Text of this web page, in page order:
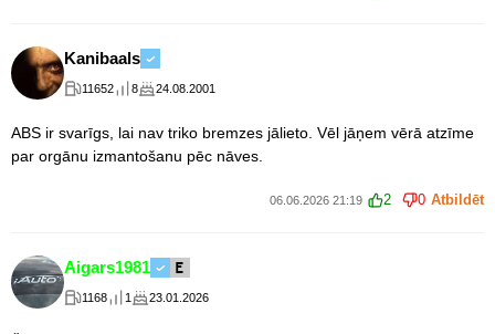
Kanibaals
11652 8 24.08.2001
ABS ir svarīgs, lai nav triko bremzes jālieto. Vēl jāņem vērā atzīme
par orgānu izmantošanu pēc nāves.
06.06.2026 21:19 2 0 Atbildēt
Aigars1981
1168 1 23.01.2026